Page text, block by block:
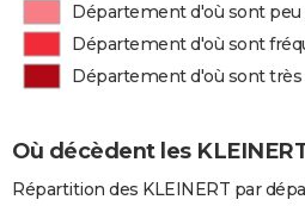
Département d'où sont peu
Département d'où sont
Département d'où sont
Où décèdent les
Répartition des KLEINERT par